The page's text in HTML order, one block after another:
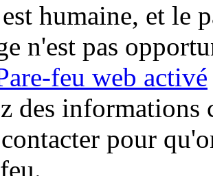
humaine, et le
n'est pas
feu web activé
des informations
pour